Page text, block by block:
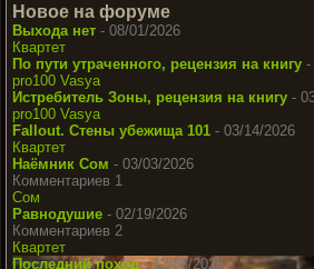
Новое на форуме
Выхода нет - 08/01/2026
Квартет
По пути утраченного, рецензия на книгу -
pro100 Vasya
Истребитель Зоны, рецензия на книгу -
pro100 Vasya
Fallout. Стены убежища 101 - 03/14/2026
Квартет
Наёмник Сом - 03/03/2026
Комментариев 1
Сом
Равнодушие - 02/19/2026
Комментариев 2
Квартет
Последний поход- 12/08/2025